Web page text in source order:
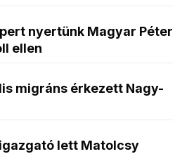
nyertünk Magyar Péter
ellen
migráns érkezett Nagy-
lett Matolcsy